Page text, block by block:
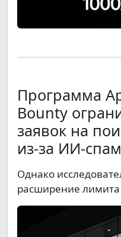
Программа
Bounty
заявок на
из-за ИИ-
Однако
расширение